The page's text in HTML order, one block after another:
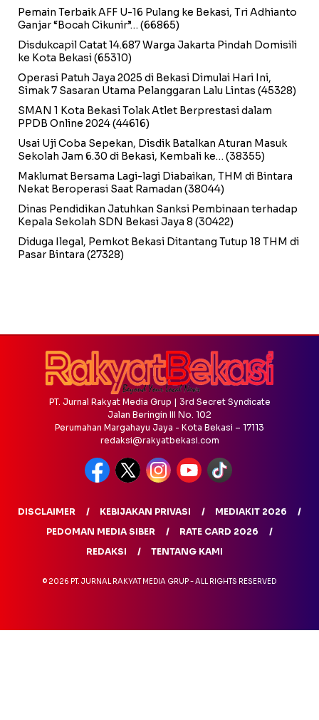
Pemain Terbaik AFF U-16 Pulang ke Bekasi, Tri Adhianto
Ganjar “Bocah Cikunir”… (66865)
Disdukcapil Catat 14.687 Warga Jakarta Pindah Domisili
ke Kota Bekasi(65310)
Operasi Patuh Jaya 2025 di Bekasi Dimulai Hari Ini,
Simak 7 Sasaran Utama Pelanggaran Lalu Lintas (45328)
SMAN 1 Kota Bekasi Tolak Atlet Berprestasi dalam
PPDB Online 2024(44616)
Usai Uji Coba Sepekan, Disdik Batalkan Aturan Masuk
Sekolah Jam 6.30 di Bekasi, Kembali ke… (38355)
Maklumat Bersama Lagi-lagi Diabaikan, THM di Bintara
Nekat Beroperasi Saat Ramadan (38044)
Dinas Pendidikan Jatuhkan Sanksi Pembinaan terhadap
Kepala Sekolah SDN Bekasi Jaya 8 (30422)
Diduga Ilegal, Pemkot Bekasi Ditantang Tutup 18 THM di
Pasar Bintara (27328)
PT. Jurnal Rakyat Media Grup | 3rd Secret Syndicate
Jalan Beringin III No. 102
Perumahan Margahayu Jaya - Kota Bekasi – 17113
redaksi@rakyatbekasi.com
DISCLAIMER KEBIJAKAN PRIVASI
MEDIAKIT 2026
PEDOMAN MEDIA SIBER
RATE CARD 2026
REDAKSI
TENTANG KAMI
© 2026 PT. JURNAL RAKYAT MEDIA GRUP - ALL RIGHTS RESERVED